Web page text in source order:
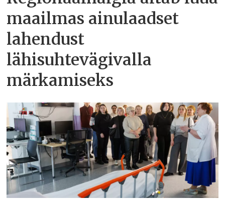
maailmas ainulaadset
lahendust
lähisuhtevägivalla
märkamiseks